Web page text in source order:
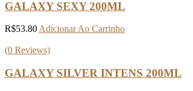
GALAXY SEXY 200ML
R$53.80 Adicionar Ao Carrinho
(0 Reviews)
GALAXY SILVER INTENS 200ML